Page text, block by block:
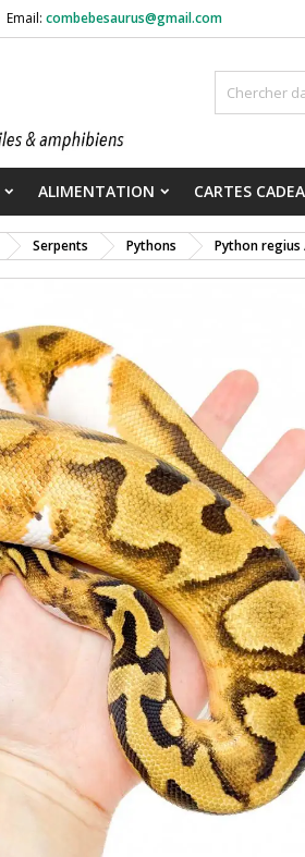
Email: combebesaurus@gmail.com
ALIMENTATION CARTES
Serpents Pythons Python